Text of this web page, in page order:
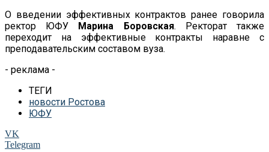
О введении эффективных контрактов ранее говорила
ректор ЮФУ Марина Боровская. Ректорат также
переходит на эффективные контракты наравне с
преподавательским составом вуза.
- реклама -
ТЕГИ
новости Ростова
ЮФУ
VK
Telegram